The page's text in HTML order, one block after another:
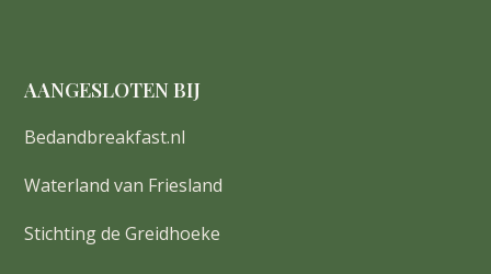
AANGESLOTEN BIJ
Bedandbreakfast.nl
Waterland van Friesland
Stichting de Greidhoeke